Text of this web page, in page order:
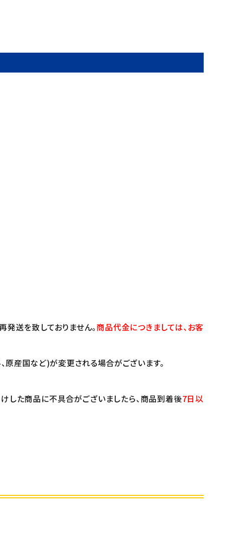
送を致しておりません。商品代金につきましては、お客
原産国など)が変更される場合がございます。
した商品に不具合がございましたら、商品到着後7日以